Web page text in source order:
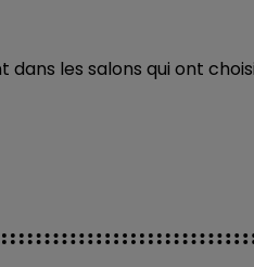
dans les salons qui ont